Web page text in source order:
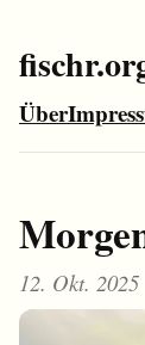
Über
12. Okt. 2025